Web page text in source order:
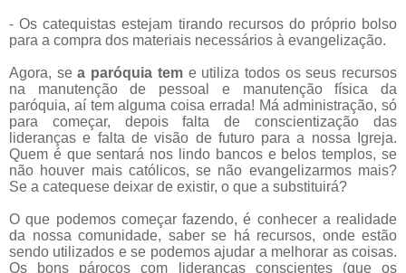
- Os catequistas estejam tirando recursos do próprio bolso
para a compra dos materiais necessários à evangelização.
Agora, sea paróquia teme utiliza todos os seus recursos
na manutenção de pessoal e manutenção física da
paróquia, aí tem alguma coisa errada! Má administração, só
para começar, depois falta de conscientização das
lideranças e falta de visão de futuro para a nossa Igreja.
Quem é que sentará nos lindo bancos e belos templos, se
não houver mais católicos, se não evangelizarmos mais?
Se a catequese deixar de existir, o que a substituirá?
O que podemos começar fazendo, é conhecer a realidade
da nossa comunidade, saber se há recursos, onde estão
sendo utilizados e se podemos ajudar a melhorar as coisas.
Os bons párocos com lideranças conscientes (que os